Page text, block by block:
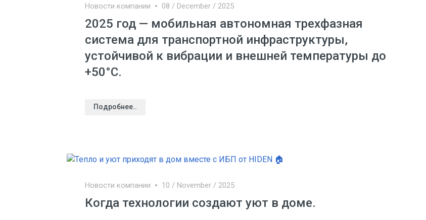
Новости компании
2025 год — мобильная автономная трехфазная
система для транспортной инфраструктуры,
устойчивой к вибрации и внешней температуры до
+50°С.
08 / December / 2025
Подробнее..
Новости компании
Когда технологии создают уют в доме.
10 / November / 2025